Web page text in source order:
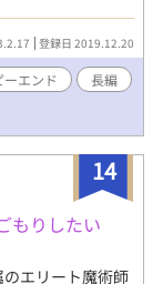
・メリアの三国
ありますが、ラ
は安心して読ん
体妊娠・出産の
。 こちらの作品
いる作品の加筆
挿絵も付きます
登録日 2019.12.20
ーエンド
長編
14
もりしたい
エリート魔術師